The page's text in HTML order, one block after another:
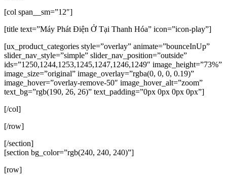
[col span__sm=”12″]
[title text=”Máy Phát Điện Ở Tại Thanh Hóa” icon=”icon-play”]
[ux_product_categories style=”overlay” animate=”bounceInUp”
slider_nav_style=”simple” slider_nav_position=”outside”
ids=”1250,1244,1253,1245,1247,1246,1249″ image_height=”73%”
image_size=”original” image_overlay=”rgba(0, 0, 0, 0.19)”
image_hover=”overlay-remove-50″ image_hover_alt=”zoom”
text_bg=”rgb(190, 26, 26)” text_padding=”0px 0px 0px 0px”]
[/col]
[/row]
[/section]
[section bg_color=”rgb(240, 240, 240)”]
[row]